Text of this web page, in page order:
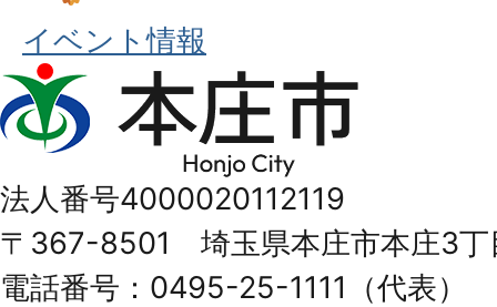
イベント情報
本
庄
Honjo
City
法人番号4000020112119
〒367-8501 埼玉県本庄市本庄3丁
電話番号：0495-25-1111（代表）